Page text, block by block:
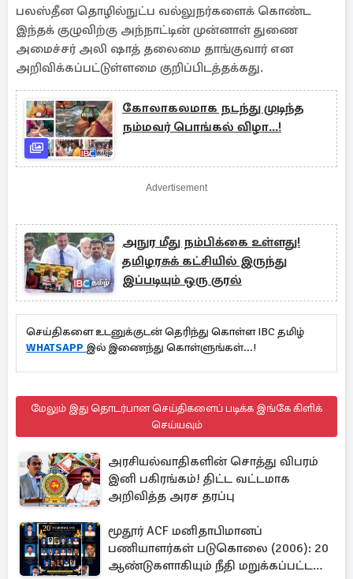
பலஸ்தீன தொழில்நுட்ப வல்லுநர்களைக் கொண்ட
இந்தக் குழுவிற்கு அந்நாட்டின் முன்னாள் துணை
அமைச்சர் அலி ஷாத் தலைமை தாங்குவார் என
அறிவிக்கப்பட்டுள்ளமை குறிப்பிடத்தக்கது.
கோலாகலமாக நடந்து முடிந்த
நம்மவர் பொங்கல் விழா...!
Advertisement
அநுர மீது நம்பிக்கை உள்ளது!
தமிழரசுக் கட்சியில் இருந்து
இப்படியும் ஒரு குரல்
செய்திகளை உடனுக்குடன் தெரிந்து கொள்ள IBC தமிழ்
WHATSAPP இல் இணைந்து கொள்ளுங்கள்...!
மேலும் இது தொடர்பான செய்திகளைப் படிக்க இங்கே கிளிக்
செய்யவும்
அரசியல்வாதிகளின் சொத்து விபரம்
இனி பகிரங்கம்! திட்ட வட்டமாக
அறிவித்த அரச தரப்பு
மூதூர் ACF மனிதாபிமானப்
பணியாளர்கள் படுகொலை (2006): 20
ஆண்டுகளாகியும் நீதி மறுக்கப்பட்ட